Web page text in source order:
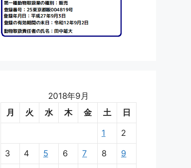
2018年9月
月
火 水 木 金 土 日
1 2
3 4 5 6 7 8 9